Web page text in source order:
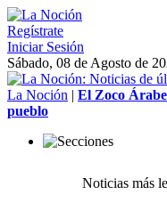
Regístrate
Iniciar Sesión
Sábado, 08 de Agosto de
La Noción | El Zoco Árabe
pueblo
Noticias más